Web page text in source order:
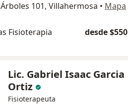
101, Villahermosa • Mapa
Fisioterapia desde $550
Lic. Gabriel Isaac Garcia
Ortiz
Fisioterapeuta